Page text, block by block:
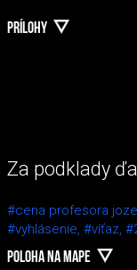
PRÍLOHY
Za podklady
#cena profesora
#vyhlásenie, #víťaz,
POLOHA NA MAPE